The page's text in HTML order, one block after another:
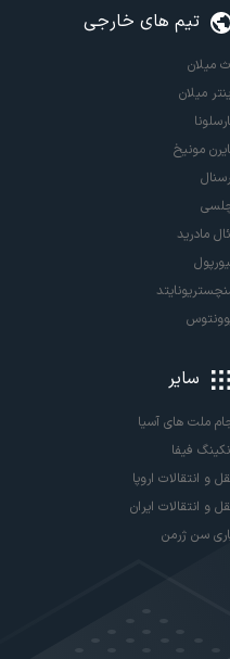
تیم های خارجی
میلان
میلان
مونیخ
مادرید
سایر
ملت های آسیا
فیفا
و انتقالات اروپا
و انتقالات ایران
سن ژرمن